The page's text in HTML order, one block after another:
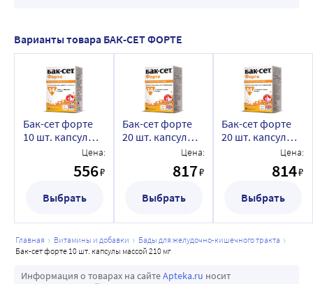
Варианты товара БАК-СЕТ ФОРТЕ
Бак-сет форте
10 шт. капсулы
массой 210 мгЦена:
556₽
Выбрать
Бак-сет форте
20 шт. капсулы
массой 210 мгЦена:
817₽
Выбрать
Бак-сет форте
20 шт. капсулы
массой 210 мгЦена:
814₽
Выбрать
главная витамины и добавки
бады для желудочно-кишечного тракта
бак-сет форте 10 шт. капсулы массой 210 мг
Информация о товарах на сайтеApteka.ru носит